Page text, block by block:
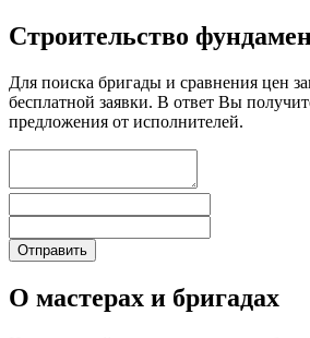
Строительство
Для поиска бригады и сравнения цен
бесплатной заявки. В ответ Вы
предложения от исполнителей.
О мастерах и бригадах